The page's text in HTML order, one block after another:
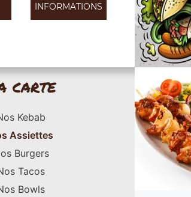
INFORMATIONS
carte
Kebab
Assiettes
Burgers
Tacos
Bowls